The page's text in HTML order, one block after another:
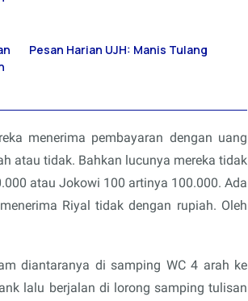
Pesan Harian UJH: Manis Tulang
menerima pembayaran dengan uang
atau tidak. Bahkan lucunya mereka tidak
atau Jokowi 100 artinya 100.000. Ada
Riyal tidak dengan rupiah. Oleh
diantaranya di samping WC 4 arah ke
lalu berjalan di lorong samping tulisan